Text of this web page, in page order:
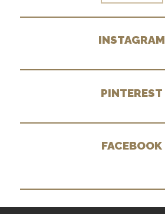
INSTAGRAM
PINTEREST
FACEBOOK